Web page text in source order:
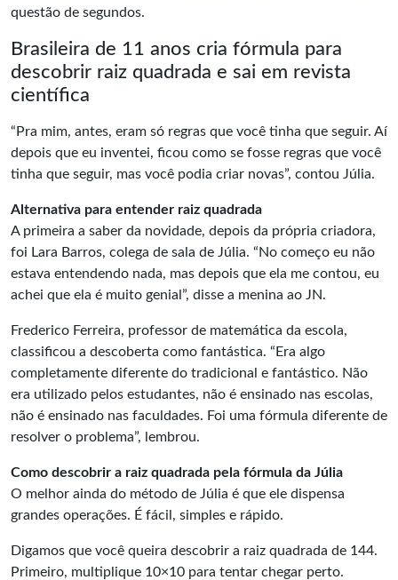
questão de segundos.
Brasileira de 11 anos cria fórmula para
descobrir raiz quadrada e sai em revista
científica
“Pra mim, antes, eram só regras que você tinha que seguir. Aí
depois que eu inventei, ficou como se fosse regras que você
tinha que seguir, mas você podia criar novas”, contou Júlia.
Alternativa para entender raiz quadrada
A primeira a saber da novidade, depois da própria criadora,
foi Lara Barros, colega de sala de Júlia. “No começo eu não
estava entendendo nada, mas depois que ela me contou, eu
achei que ela é muito genial”, disse a menina ao JN.
Frederico Ferreira, professor de matemática da escola,
classificou a descoberta como fantástica. “Era algo
completamente diferente do tradicional e fantástico. Não
era utilizado pelos estudantes, não é ensinado nas escolas,
não é ensinado nas faculdades. Foi uma fórmula diferente de
resolver o problema”, lembrou.
Como descobrir a raiz quadrada pela fórmula da Júlia
O melhor ainda do método de Júlia é que ele dispensa
grandes operações. É fácil, simples e rápido.
Digamos que você queira descobrir a raiz quadrada de 144.
Primeiro, multiplique 10×10 para tentar chegar perto.